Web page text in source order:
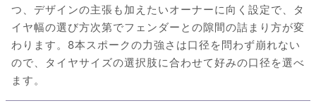
つ、デザインの主張も加えたいオーナーに向く設定で、タ
イヤ幅の選び方次第でフェンダーとの隙間の詰まり方が変
わります。8本スポークの力強さは口径を問わず崩れない
ので、タイヤサイズの選択肢に合わせて好みの口径を選べ
ます。